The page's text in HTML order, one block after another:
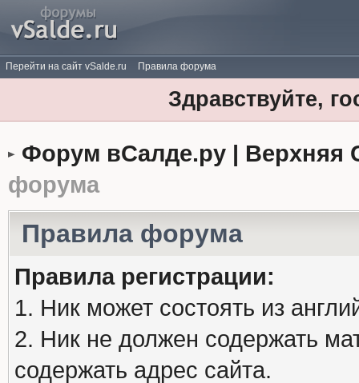
Перейти на сайт vSalde.ru Правила форума
Здравствуйте,
Форум вСалде.ру | Верхняя
форума
Правила форума
Правила регистрации:
1. Ник может состоять из
2. Ник не должен содержать
содержать адрес сайта.